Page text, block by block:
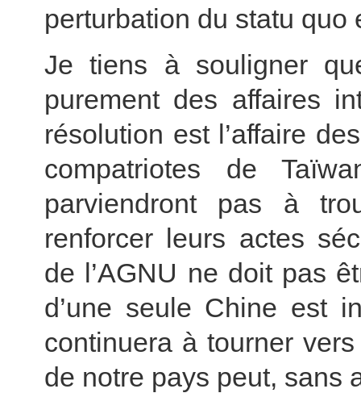
perturbation du statu quo
Je tiens à souligner
purement des affaires
résolution est l’affaire
compatriotes de
parviendront pas à
renforcer leurs actes
de l’AGNU ne doit pas
d’une seule Chine est
continuera à tourner
de notre pays peut, sans